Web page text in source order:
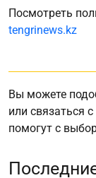
Посмотреть
tengrinews.kz
Вы можете
или связаться
помогут с